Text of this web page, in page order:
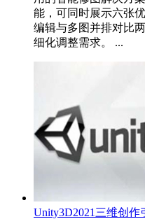
能，可同时展示六张
编辑与多图并排对比
细化调整需求。 ...
Unity3D2021三维创作